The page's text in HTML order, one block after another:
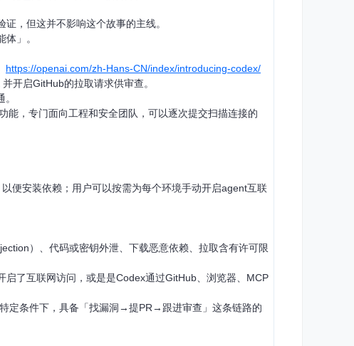
，但这并不影响这个故事的主线。
」。
https://openai.com/zh-Hans-CN/index/introducing-codex/
开启GitHub的拉取请求供审查。
，专门面向工程和安全团队，可以逐次提交扫描连接的
便安装依赖；用户可以按需为每个环境手动开启agent互联
）、代码或密钥外泄、下载恶意依赖、拉取含有许可限
了互联网访问，或是是Codex通过GitHub、浏览器、MCP
定条件下，具备「找漏洞→提PR→跟进审查」这条链路的